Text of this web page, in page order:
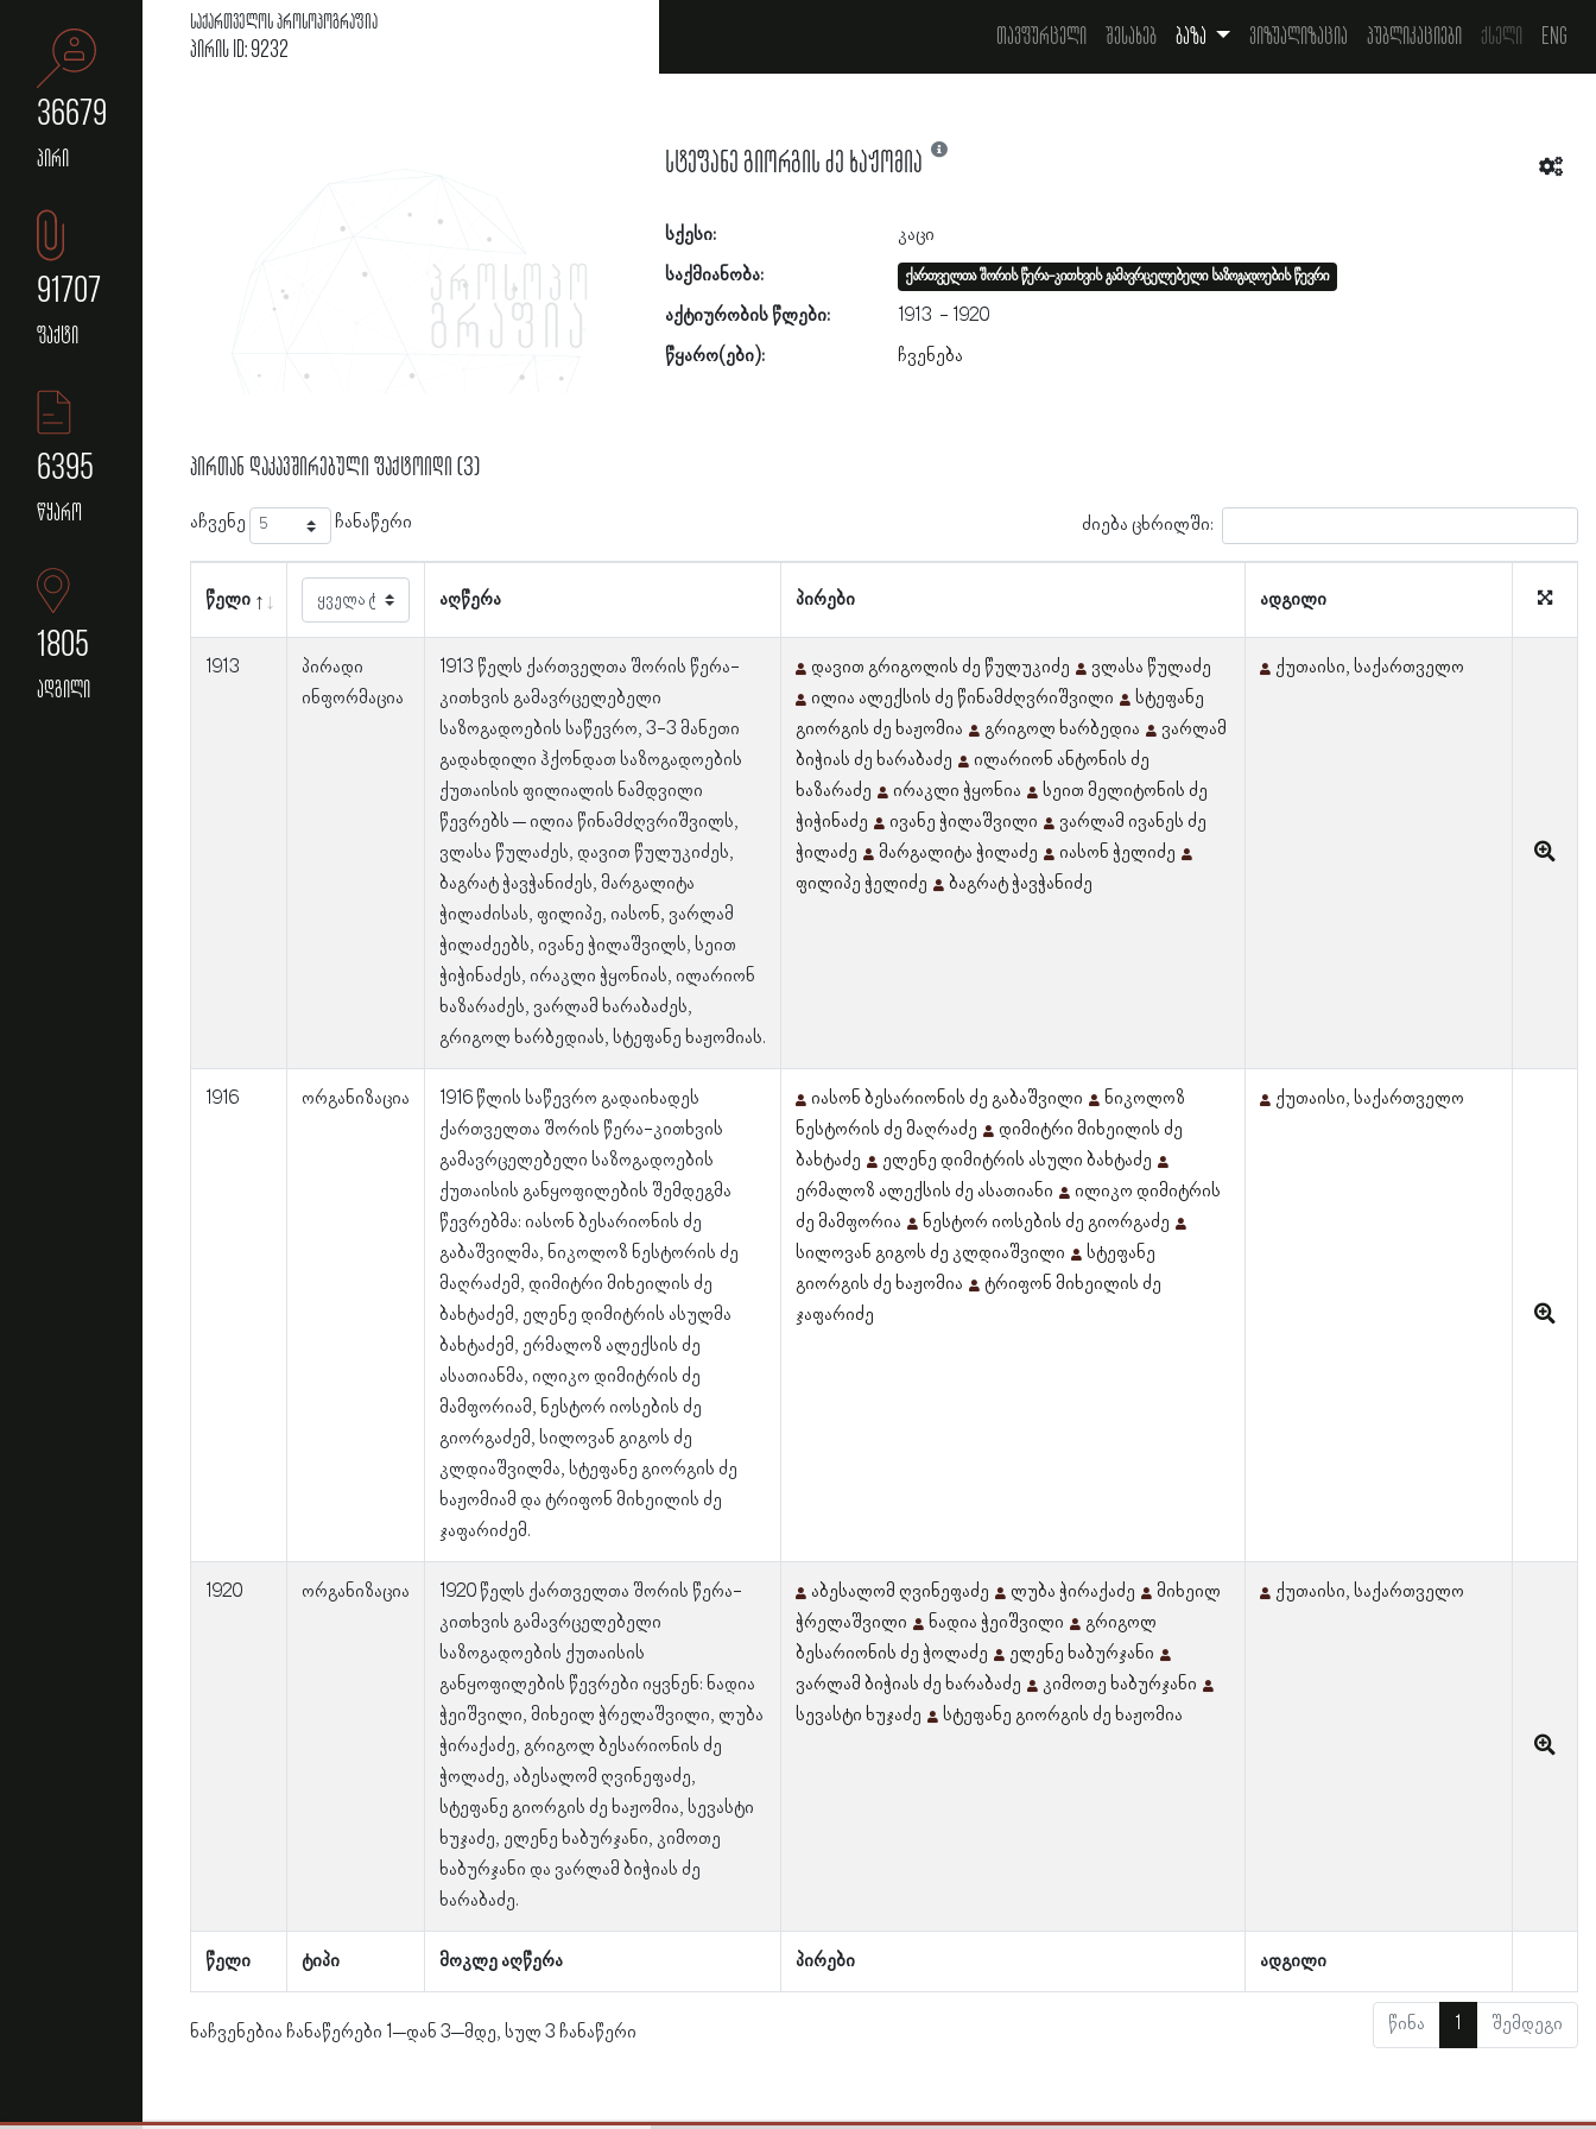
36679
პირი
91707
ფაქტი
6395
წყარო
1805
ადგილი
საქართველოს პროსოპოგრაფია
პირის ID: 9232 თავფურცელი შესახებ ბაზა ვიზუალიზაცია პუბლიკაციები ქსელი Eng
სტეფანე გიორგის ძე ხაჟომია
სქესი:
კაცი
საქმიანობა:
ქართველთა შორის წერა-კითხვის გამავრცელებელი საზოგადოების წევრი
აქტიურობის წლები: 1913
1920
წყარო(ები):
ჩვენება
პირთან დაკავშირებული ფაქტოიდი (3)
აჩვენე ჩანაწერი ძიება ცხრილში:
წელი აღწერა პირები ადგილი
წელი ტიპი მოკლე აღწერა პირები ადგილი
1913
პირადი
ინფორმაცია
1913 წელს ქართველთა შორის წერა-
კითხვის გამავრცელებელი
საზოგადოების საწევრო, 3-3 მანეთი
გადახდილი ჰქონდათ საზოგადოების
ქუთაისის ფილიალის ნამდვილი
წევრებს – ილია წინამძღვრიშვილს,
ვლასა წულაძეს, დავით წულუკიძეს,
ბაგრატ ჭავჭანიძეს, მარგალიტა
ჭილაძისას, ფილიპე, იასონ, ვარლამ
ჭილაძეებს, ივანე ჭილაშვილს, სეით
ჭიჭინაძეს, ირაკლი ჭყონიას, ილარიონ
ხაზარაძეს, ვარლამ ხარაბაძეს,
გრიგოლ ხარბედიას, სტეფანე ხაჟომიას.
დავით გრიგოლის ძე წულუკიძე
ვლასა წულაძე
ილია ალექსის ძე წინამძღვრიშვილი
სტეფანე
გიორგის ძე ხაჟომია
გრიგოლ ხარბედია
ვარლამ
ბიჭიას ძე ხარაბაძე
ილარიონ ანტონის ძე
ხაზარაძე
ირაკლი ჭყონია
სეით მელიტონის ძე
ჭიჭინაძე
ივანე ჭილაშვილი
ვარლამ ივანეს ძე
ჭილაძე
მარგალიტა ჭილაძე
იასონ ჭელიძე
ფილიპე ჭელიძე
ბაგრატ ჭავჭანიძე
ქუთაისი, საქართველო
1916 ორგანიზაცია
1916 წლის საწევრო გადაიხადეს
ქართველთა შორის წერა-კითხვის
გამავრცელებელი საზოგადოების
ქუთაისის განყოფილების შემდეგმა
წევრებმა: იასონ ბესარიონის ძე
გაბაშვილმა, ნიკოლოზ ნესტორის ძე
მაღრაძემ, დიმიტრი მიხეილის ძე
ბახტაძემ, ელენე დიმიტრის ასულმა
ბახტაძემ, ერმალოზ ალექსის ძე
ასათიანმა, ილიკო დიმიტრის ძე
მამფორიამ, ნესტორ იოსების ძე
გიორგაძემ, სილოვან გიგოს ძე
კლდიაშვილმა, სტეფანე გიორგის ძე
ხაჟომიამ და ტრიფონ მიხეილის ძე
ჯაფარიძემ.
იასონ ბესარიონის ძე გაბაშვილი
ნიკოლოზ
ნესტორის ძე მაღრაძე
დიმიტრი მიხეილის ძე
ბახტაძე
ელენე დიმიტრის ასული ბახტაძე
ერმალოზ ალექსის ძე ასათიანი
ილიკო დიმიტრის
ძე მამფორია
ნესტორ იოსების ძე გიორგაძე
სილოვან გიგოს ძე კლდიაშვილი
სტეფანე
გიორგის ძე ხაჟომია
ტრიფონ მიხეილის ძე
ჯაფარიძე
ქუთაისი, საქართველო
1920 ორგანიზაცია
1920 წელს ქართველთა შორის წერა-
კითხვის გამავრცელებელი
საზოგადოების ქუთაისის
განყოფილების წევრები იყვნენ: ნადია
ჭეიშვილი, მიხეილ ჭრელაშვილი, ლუბა
ჭირაქაძე, გრიგოლ ბესარიონის ძე
ჭოლაძე, აბესალომ ღვინეფაძე,
სტეფანე გიორგის ძე ხაჟომია, სევასტი
ხუჯაძე, ელენე ხაბურჯანი, კიმოთე
ხაბურჯანი და ვარლამ ბიჭიას ძე
ხარაბაძე.
აბესალომ ღვინეფაძე ლუბა ჭირაქაძე
მიხეილ
ჭრელაშვილი
ნადია ჭეიშვილი
გრიგოლ
ბესარიონის ძე ჭოლაძე
ელენე ხაბურჯანი
ვარლამ ბიჭიას ძე ხარაბაძე
კიმოთე ხაბურჯანი
სევასტი ხუჯაძე
სტეფანე გიორგის ძე ხაჟომია
ქუთაისი, საქართველო
ნაჩვენებია ჩანაწერები 1–დან 3–მდე, სულ 3 ჩანაწერი წინა 1 შემდეგი